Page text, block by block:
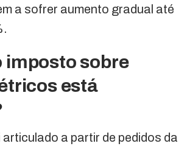
a sofrer aumento gradual até
imposto sobre
está
a partir de pedidos da